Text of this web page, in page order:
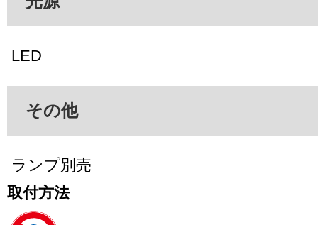
LED
その他
ランプ別売
取付方法